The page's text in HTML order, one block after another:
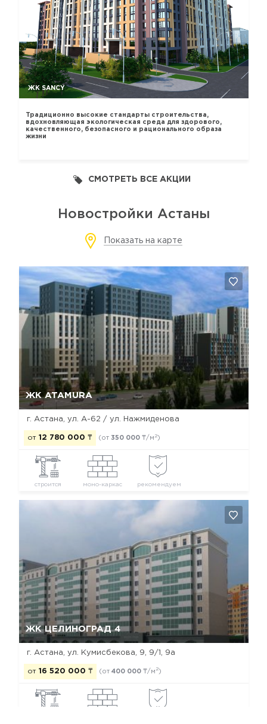
ЖК SANCY
Традиционно высокие стандарты строительства,
вдохновляющая экологическая среда для здорового,
качественного, безопасного и рационального образа
жизни
СМОТРЕТЬ ВСЕ АКЦИИ
Новостройки Астаны
Показать на карте
ЖК ATAMURA
г. Астана, ул. А-62 / ул. Нажмиденова
от 12 780 000 ₸ (от 350 000 ₸/м 2)
строится моно-каркас рекомендуем
Да, удалить Отмена
ЖК ЦЕЛИНОГРАД 4
г. Астана, ул. Кумисбекова, 9, 9/1, 9а
от 16 520 000 ₸ (от 400 000 ₸/м2)
Да, удалить Отмена